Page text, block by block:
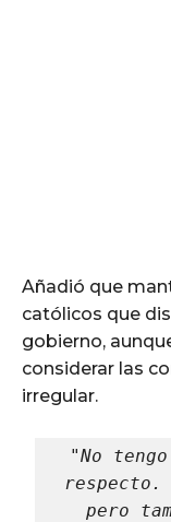
Añadió que
católicos que
gobierno,
considerar las
irregular.
"No
pero